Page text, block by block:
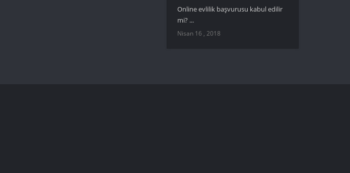
Online evlilik başvurusu kabul edilir
mi? ...
Nisan 16 , 2018